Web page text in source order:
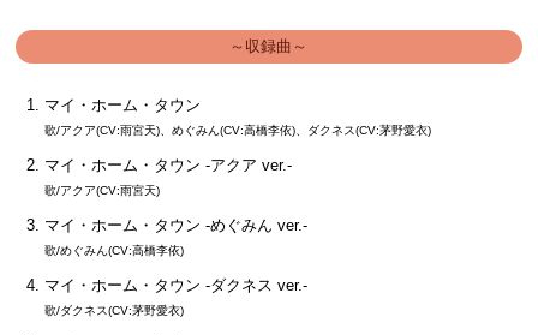
～収録曲～
マイ・ホーム・タウン
歌/アクア(CV:雨宮天)、めぐみん(CV:高橋李依)、ダクネス(CV:茅野愛衣)
マイ・ホーム・タウン -アクア ver.-
歌/アクア(CV:雨宮天)
マイ・ホーム・タウン -めぐみん ver.-
歌/めぐみん(CV:高橋李依)
マイ・ホーム・タウン -ダクネス ver.-
歌/ダクネス(CV:茅野愛衣)